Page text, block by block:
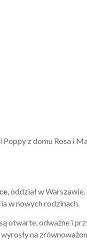
Poppy z domu Rosa i
, oddział w
w nowych rodzinach.
otwarte, odważne i
na